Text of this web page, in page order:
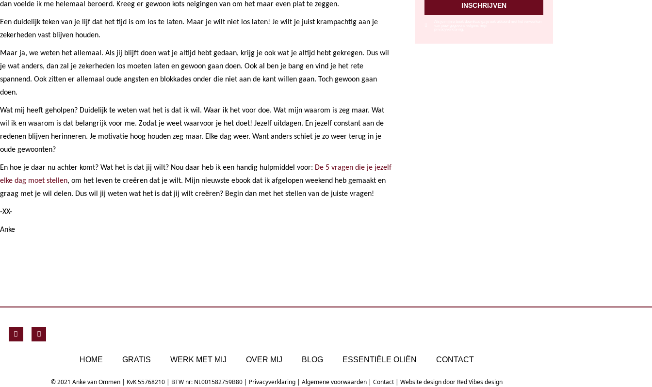
dan voelde ik me helemaal beroerd. Kreeg er gewoon kots neigingen van om het maar even plat te zeggen.
Een duidelijk teken van je lijf dat het tijd is om los te laten. Maar je wilt niet los laten! Je wilt je juist krampachtig aan je
zekerheden vast blijven houden.
Maar ja, we weten het allemaal. Als jij blijft doen wat je altijd hebt gedaan, krijg je ook wat je altijd hebt gekregen. Dus wil
je wat anders, dan zal je zekerheden los moeten laten en gewoon gaan doen. Ook al ben je bang en vind je het rete
spannend. Ook zitten er allemaal oude angsten en blokkades onder die niet aan de kant willen gaan. Toch gewoon gaan
doen.
Wat mij heeft geholpen? Duidelijk te weten wat het is dat ik wil. Waar ik het voor doe. Wat mijn waarom is zeg maar. Wat
wil ik en waarom is dat belangrijk voor me. Zodat je weet waarvoor je het doet! Jezelf uitdagen. En jezelf constant aan de
redenen blijven herinneren. Je motivatie hoog houden zeg maar. Elke dag weer. Want anders schiet je zo weer terug in je
oude gewoonten?
En hoe je daar nu achter komt? Wat het is dat jij wilt? Nou daar heb ik een handig hulpmiddel voor: De 5 vragen die je jezelf
elke dag moet stellen, om het leven te creëren dat je wilt. Mijn nieuwste ebook dat ik afgelopen weekend heb gemaakt en
graag met je wil delen. Dus wil jij weten wat het is dat jij wilt creëren? Begin dan met het stellen van de juiste vragen!
-XX-
Anke
INSCHRIJVEN
F
a
Y
o
HOME GRATIS WERK MET MIJ OVER MIJ BLOG ESSENTIËLE OLIËN CONTACT
© 2021 Anke van Ommen | KvK 55768210 | BTW nr: NL001582759B80 | Privacyverklaring| Algemene voorwaarden| Contact| Website design door Red Vibes design